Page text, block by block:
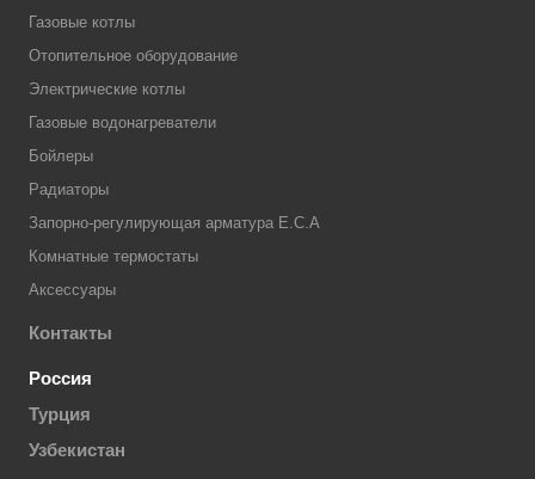
Газовые котлы
Отопительное оборудование
Электрические котлы
Газовые водонагреватели
Бойлеры
Радиаторы
Запорно-регулирующая арматура E.C.A
Комнатные термостаты
Аксессуары
Контакты
Россия
Турция
Узбекистан